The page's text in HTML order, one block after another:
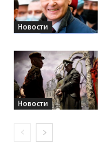
Новости
Новости